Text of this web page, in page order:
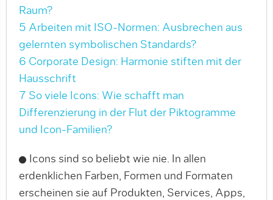
Raum?
5 Arbeiten mit ISO-Normen: Ausbrechen aus
gelernten symbolischen Standards?
6 Corporate Design: Harmonie stiften mit der
Hausschrift
7 So viele Icons: Wie schafft man
Differenzierung in der Flut der Piktogramme
und Icon-Familien?
Icons sind so beliebt wie nie. In allen
erdenklichen Farben, Formen und Formaten
erscheinen sie auf Produkten, Services, Apps,